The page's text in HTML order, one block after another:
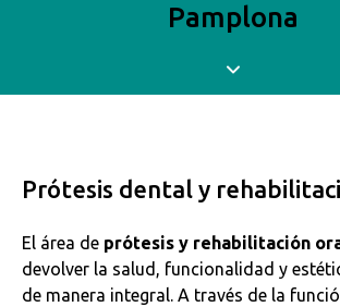
Pamplona
Prótesis dental y
El área de prótesis y rehabilitación
devolver la salud, funcionalidad y
de manera integral. A través de la